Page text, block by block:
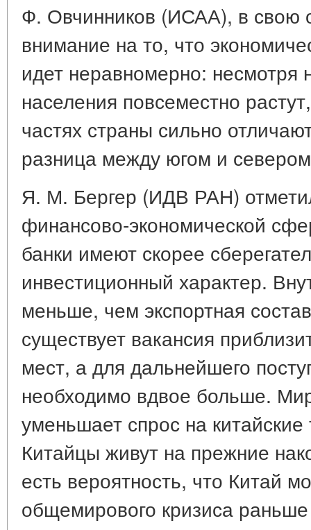
Ф. Овчинников (ИСАА), в свою
внимание на то, что
идет неравномерно: несмотря
населения повсеместно
частях страны сильно
разница между югом и
Я. М. Бергер (ИДВ РАН)
финансово-экономической
банки имеют скорее
инвестиционный характер.
меньше, чем экспортная
существует вакансия
мест, а для дальнейшего
необходимо вдвое больше.
уменьшает спрос на
Китайцы живут на прежние
есть вероятность, что Китай
общемирового кризиса